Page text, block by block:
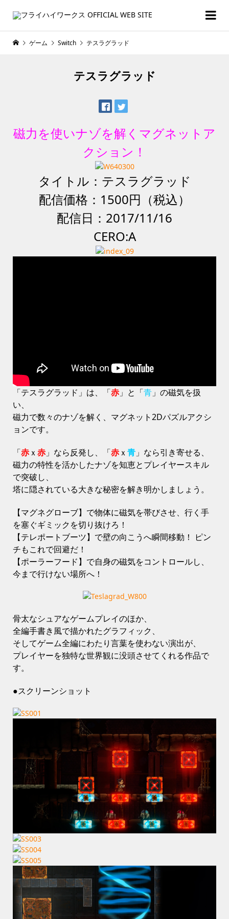
ゲーム Switch テスラグラッド
テスラグラッド
磁力を使いナゾを解くマグネットア
クション！
タイトル：テスラグラッド
配信価格：1500円（税込）
配信日：2017/11/16
CERO:A
「テスラグラッド」は、「赤」と「青」の磁気を扱
い、
磁力で数々のナゾを解く、マグネット2Dパズルアクシ
ョンです。
「赤ｘ赤」なら反発し、「赤ｘ青」なら引き寄せる、
磁力の特性を活かしたナゾを知恵とプレイヤースキル
で突破し、
塔に隠されている大きな秘密を解き明かしましょう。
【マグネグローブ】で物体に磁気を帯びさせ、行く手
を塞ぐギミックを切り抜けろ！
【テレポートブーツ】で壁の向こうへ瞬間移動！ ピン
チもこれで回避だ！
【ポーラーフード】で自身の磁気をコントロールし、
今まで行けない場所へ！
骨太なシュアなゲームプレイのほか、
全編手書き風で描かれたグラフィック、
そしてゲーム全編にわたり言葉を使わない演出が、
プレイヤーを独特な世界観に没頭させてくれる作品で
す。
●スクリーンショット